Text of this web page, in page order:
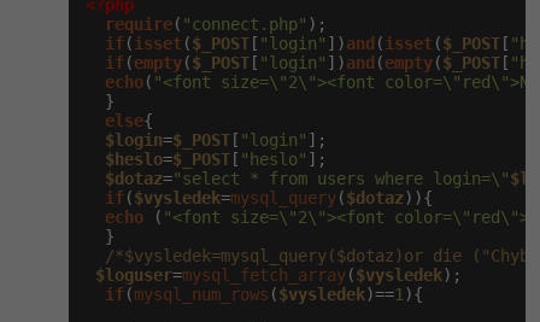
Copywriter
SEO specialista
Algoritmy -41%
-10%
Pro děti
Více
Fórum
<?php
require( "connect.php" );
if (isset ($_POST [ "login" ])and (isset ($_POST [
if (empty($_POST [ "login" ])and (empty($_POST [
echo( "<font size=\"2\"><font
  }
else{
$login=$_POST [ "login" ];
$heslo=$_POST [ "heslo" ];
$dotaz="select * from users where login=\"
if ($vysledek=mysql_query($dotaz)){
echo ( "<font size=\"2\"><font
  }
/*$vysledek=mysql_query($dotaz)or die
$loguser=mysql_fetch_array($vysledek);
if (mysql_num_rows ($vysledek)==1 ){